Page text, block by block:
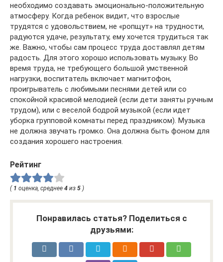
необходимо создавать эмоционально-положительную
атмосферу. Когда ребенок видит, что взрослые
трудятся с удовольствием, не «ропщут» на трудности,
радуются удаче, результату, ему хочется трудиться так
же. Важно, чтобы сам процесс труда доставлял детям
радость. Для этого хорошо использовать музыку. Во
время труда, не требующего большой умственной
нагрузки, воспитатель включает магнитофон,
проигрыватель с любимыми песнями детей или со
спокойной красивой мелодией (если дети заняты ручным
трудом), или с веселой бодрой музыкой (если идет
уборка групповой комнаты перед праздником). Музыка
не должна звучать громко. Она должна быть фоном для
создания хорошего настроения.
Рейтинг
( 1 оценка, среднее 4 из 5 )
Понравилась статья? Поделиться с
друзьями: